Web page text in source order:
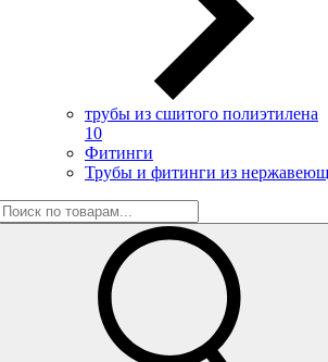
трубы из сшитого полиэтилена
10
Фитинги
Трубы и фитинги из